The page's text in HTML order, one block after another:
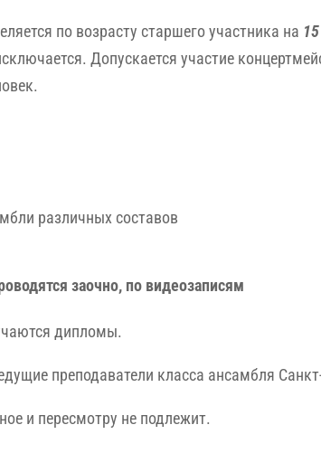
по возрасту старшего участника на
Допускается участие
различных составов
заочно, по видеозаписям
дипломы.
преподаватели класса ансамбля
и пересмотру не подлежит.